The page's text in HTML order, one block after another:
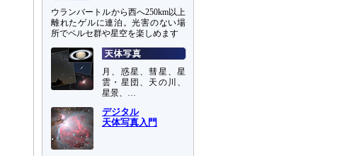
ウランバートルから西へ250km以上
離れたゲルに連泊。光害のない場
所でペルセ群や星空を楽しめます
月、惑星、彗星、星
雲・星団、天の川、
星景、…
デジタル
天体写真入門